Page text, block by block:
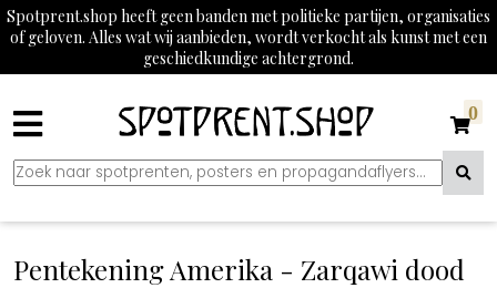
Spotprent.shop heeft geen banden met politieke partijen, organisaties
of geloven. Alles wat wij aanbieden, wordt verkocht als kunst met een
geschiedkundige achtergrond.
0
Pentekening Amerika - Zarqawi dood